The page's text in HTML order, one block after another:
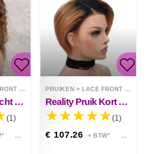
WIGS
Reality-pruik Echt Haarset Handgebreid Echt Haar
(1)
PRUIKEN > LACE FRONT WIGS
Reality Pruik Kort Haar Kant Menselijk Haar
(1)
€ 107.26 + BTW*